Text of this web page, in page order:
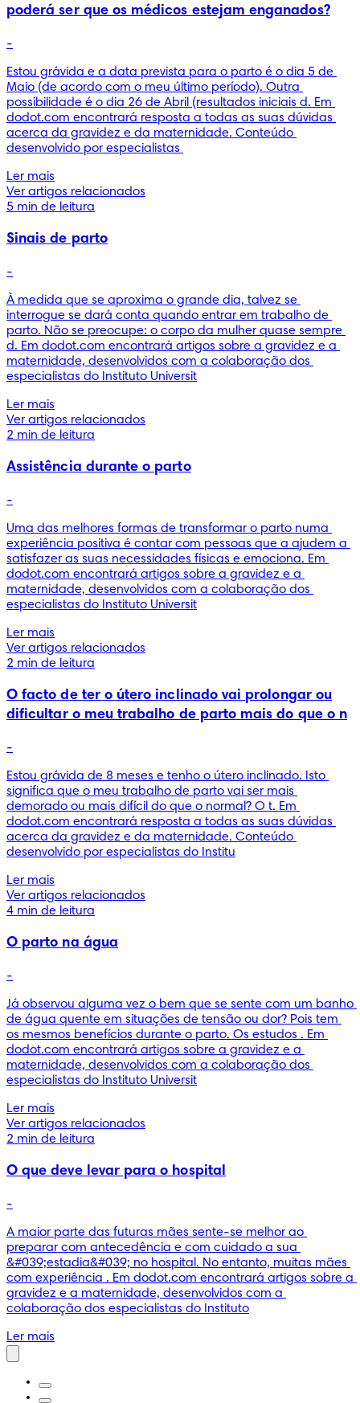
poderá ser que os médicos estejam enganados?
-
Estou grávida e a data prevista para o parto é o dia 5 de
Maio (de acordo com o meu último período). Outra
possibilidade é o dia 26 de Abril (resultados iniciais d. Em
dodot.com encontrará resposta a todas as suas dúvidas
acerca da gravidez e da maternidade. Conteúdo
desenvolvido por especialistas
Ler mais
Ver artigos relacionados
5 min de leitura
Sinais de parto
-
À medida que se aproxima o grande dia, talvez se
interrogue se dará conta quando entrar em trabalho de
parto. Não se preocupe: o corpo da mulher quase sempre
d. Em dodot.com encontrará artigos sobre a gravidez e a
maternidade, desenvolvidos com a colaboração dos
especialistas do Instituto Universit
Ler mais
Ver artigos relacionados
2 min de leitura
Assistência durante o parto
-
Uma das melhores formas de transformar o parto numa
experiência positiva é contar com pessoas que a ajudem a
satisfazer as suas necessidades físicas e emociona. Em
dodot.com encontrará artigos sobre a gravidez e a
maternidade, desenvolvidos com a colaboração dos
especialistas do Instituto Universit
Ler mais
Ver artigos relacionados
2 min de leitura
O facto de ter o útero inclinado vai prolongar ou
dificultar o meu trabalho de parto mais do que o n
-
Estou grávida de 8 meses e tenho o útero inclinado. Isto
significa que o meu trabalho de parto vai ser mais
demorado ou mais difícil do que o normal? O t. Em
dodot.com encontrará resposta a todas as suas dúvidas
acerca da gravidez e da maternidade. Conteúdo
desenvolvido por especialistas do Institu
Ler mais
Ver artigos relacionados
4 min de leitura
O parto na água
-
Já observou alguma vez o bem que se sente com um banho
de água quente em situações de tensão ou dor? Pois tem
os mesmos benefícios durante o parto. Os estudos . Em
dodot.com encontrará artigos sobre a gravidez e a
maternidade, desenvolvidos com a colaboração dos
especialistas do Instituto Universit
Ler mais
Ver artigos relacionados
2 min de leitura
O que deve levar para o hospital
-
A maior parte das futuras mães sente-se melhor ao
preparar com antecedência e com cuidado a sua
&#039;estadia&#039; no hospital. No entanto, muitas mães
com experiência . Em dodot.com encontrará artigos sobre a
gravidez e a maternidade, desenvolvidos com a
colaboração dos especialistas do Instituto
Ler mais